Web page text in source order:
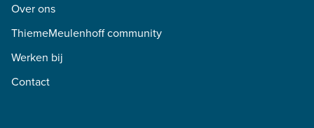
Over ons
ThiemeMeulenhoff community
Werken bij
Contact